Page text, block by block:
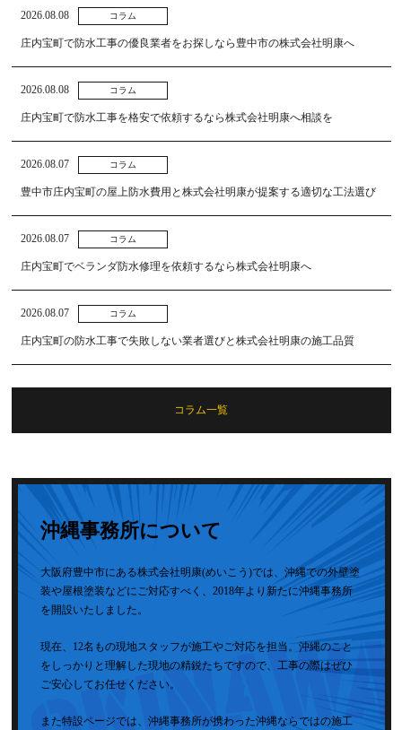
2026.08.08 コラム
庄内宝町で防水工事の優良業者をお探しなら豊中市の株式会社明康へ
2026.08.08 コラム
庄内宝町で防水工事を格安で依頼するなら株式会社明康へ相談を
2026.08.07 コラム
豊中市庄内宝町の屋上防水費用と株式会社明康が提案する適切な工法選び
2026.08.07 コラム
庄内宝町でベランダ防水修理を依頼するなら株式会社明康へ
2026.08.07 コラム
庄内宝町の防水工事で失敗しない業者選びと株式会社明康の施工品質
コラム一覧
沖縄事務所について
大阪府豊中市にある株式会社明康(めいこう)では、沖縄での外壁塗
装や屋根塗装などにご対応すべく、2018年より新たに沖縄事務所
を開設いたしました。
現在、12名もの現地スタッフが施工やご対応を担当。沖縄のこと
をしっかりと理解した現地の精鋭たちですので、工事の際はぜひ
ご安心してお任せください。
また特設ページでは、沖縄事務所が携わった沖縄ならではの施工